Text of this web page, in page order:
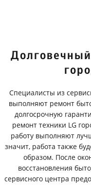
Специалисты из
выполняют ремонт
долгосрочную
ремонт техники LG
работу выполняют
значит, работа также
образом. После
восстановления
сервисного центра